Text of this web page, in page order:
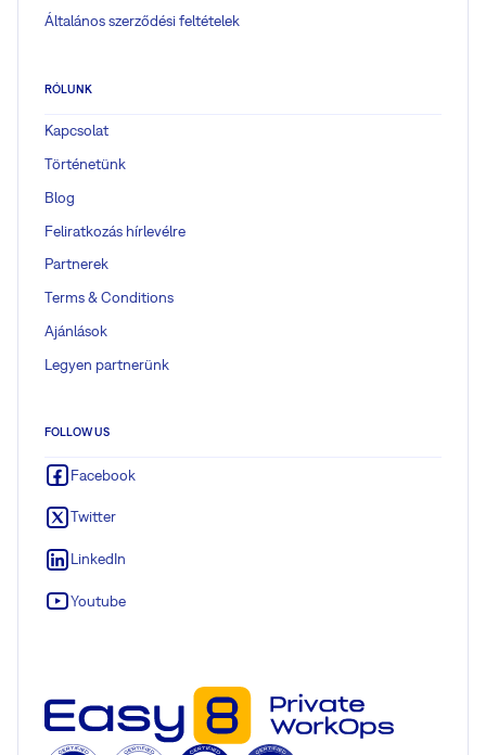
Általános szerződési feltételek
RÓLUNK
Kapcsolat
Történetünk
Blog
Feliratkozás hírlevélre
Partnerek
Terms & Conditions
Ajánlások
Legyen partnerünk
FOLLOW US
Facebook
Twitter
LinkedIn
Youtube